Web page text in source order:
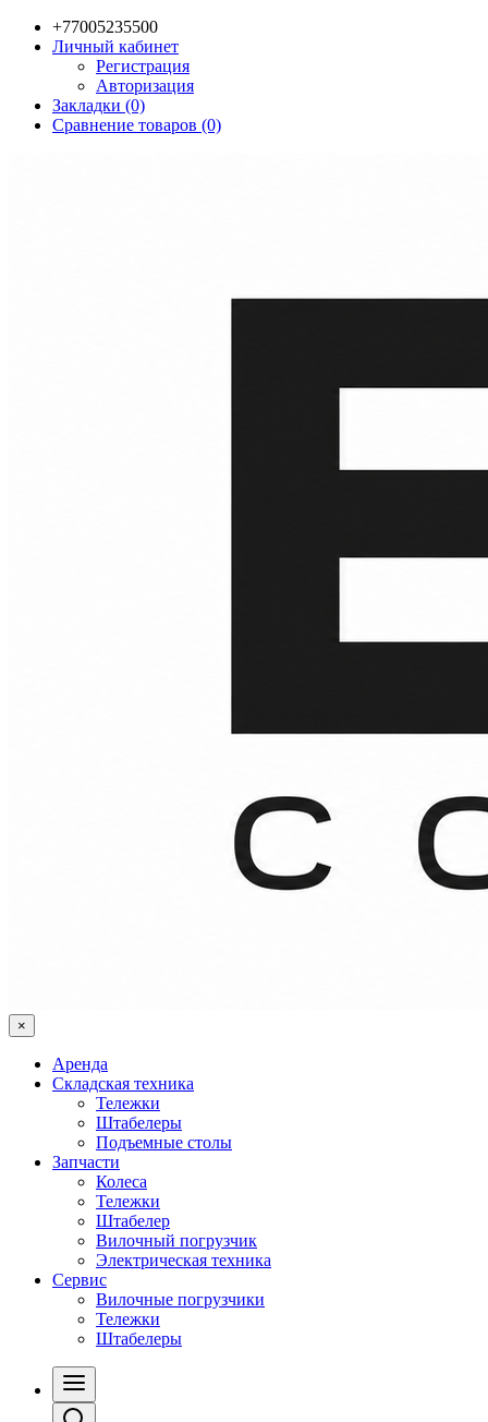
+77005235500
Личный кабинет
Регистрация
Авторизация
Закладки (0)
Сравнение товаров (0)
×
Аренда
Складская техника
Тележки
Штабелеры
Подъемные столы
Запчасти
Колеса
Тележки
Штабелер
Вилочный погрузчик
Электрическая техника
Сервис
Вилочные погрузчики
Тележки
Штабелеры